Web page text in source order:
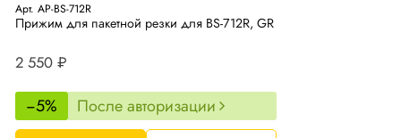
Арт. AP-BS-712R
Прижим для пакетной резки для BS-712R, GR
2 550 ₽
−5% После авторизации